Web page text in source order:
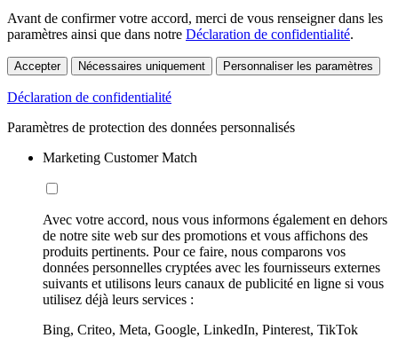
Avant de confirmer votre accord, merci de vous renseigner dans les
paramètres ainsi que dans notre Déclaration de confidentialité.
Accepter Nécessaires uniquement Personnaliser les paramètres
Déclaration de confidentialité
Paramètres de protection des données personnalisés
Marketing Customer Match
Avec votre accord, nous vous informons également en dehors
de notre site web sur des promotions et vous affichons des
produits pertinents. Pour ce faire, nous comparons vos
données personnelles cryptées avec les fournisseurs externes
suivants et utilisons leurs canaux de publicité en ligne si vous
utilisez déjà leurs services :
Bing, Criteo, Meta, Google, LinkedIn, Pinterest, TikTok